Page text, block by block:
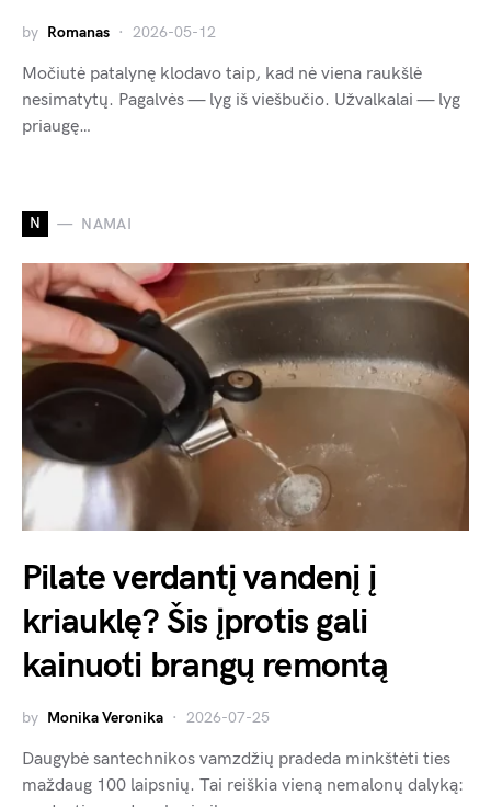
by Romanas 2026-05-12
Močiutė patalynę klodavo taip, kad nė viena raukšlė
nesimatytų. Pagalvės — lyg iš viešbučio. Užvalkalai — lyg
priaugę…
N NAMAI
Pilate verdantį vandenį į
kriauklę? Šis įprotis gali
kainuoti brangų remontą
by Monika Veronika 2026-07-25
Daugybė santechnikos vamzdžių pradeda minkštėti ties
maždaug 100 laipsnių. Tai reiškia vieną nemalonų dalyką: